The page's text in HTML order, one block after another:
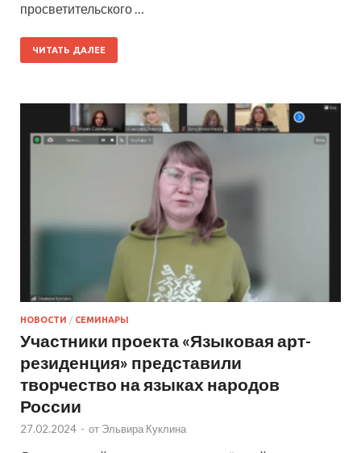
просветительского …
ЧИТАТЬ ДАЛЕЕ
НОВОСТИ / СЕМИНАРЫ
Участники проекта «Языковая арт-
резиденция» представили
творчество на языках народов
России
27.02.2024 - от Эльвира Куклина